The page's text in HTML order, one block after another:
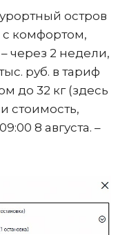
остров
с комфортом,
через 2 недели,
руб. в тариф
до 32 кг (здесь
стоимость,
8 августа. –